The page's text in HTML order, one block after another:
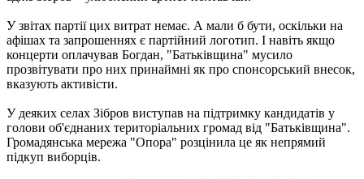
У звітах партії цих витрат немає. А мали б бути, оскільки на
афішах та запрошеннях є партійний логотип. І навіть якщо
концерти оплачував Богдан, "Батьківщина" мусило
прозвітувати про них принаймні як про спонсорський внесок,
вказують активісти.
У деяких селах Зібров виступав на підтримку кандидатів у
голови об'єднаних територіальних громад від "Батьківщина".
Громадянська мережа "Опора" розцінила це як непрямий
підкуп виборців.